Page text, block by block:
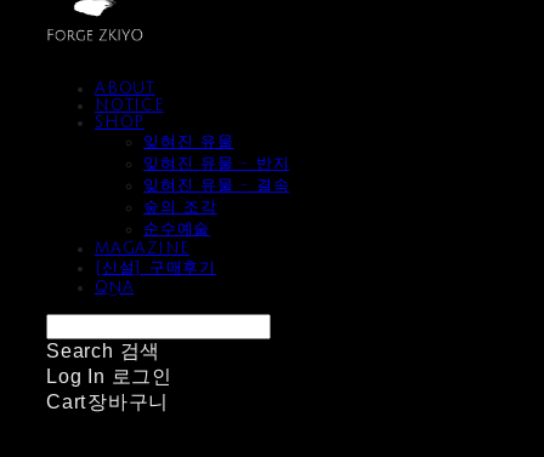
ABOUT
NOTICE
SHOP
잊혀진 유물
잊혀진 유물 - 반지
잊혀진 유물 - 결속
숲의 조각
순수예술
MAGAZINE
[신설] 구매후기
QnA
Search 검색
Log In 로그인
Cart장바구니